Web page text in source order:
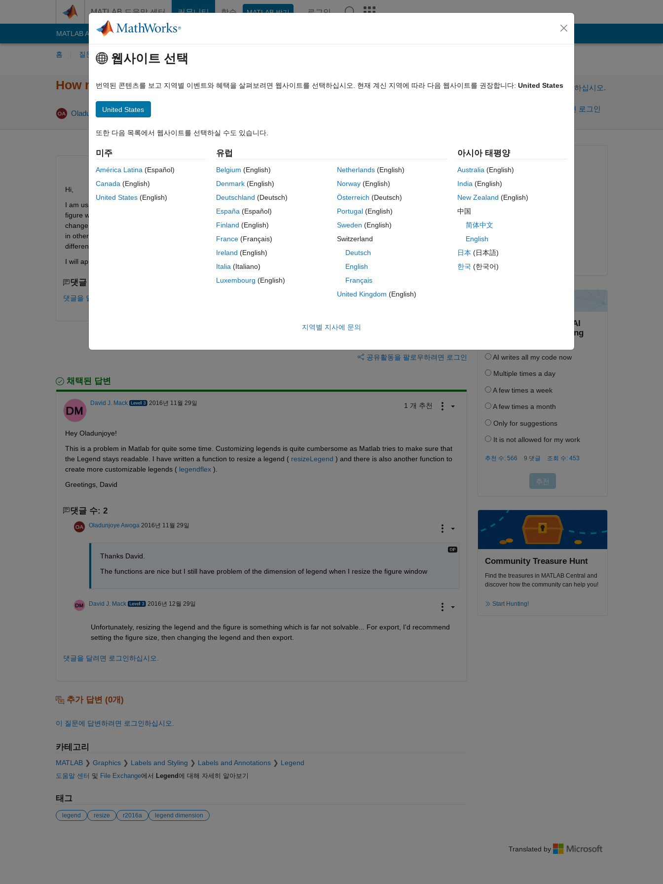
MATLAB 도움말 센터 커뮤니티 학습 MATLAB 받기 로그인
MATLAB Answers File Exchange
홈 질문하기 답변하기 찾아보기
How reduce/resize legend dimensions and marker size in R2016a
Oladunjoye Awoga 2016 11월 29
이 질문에 답변하려면 로그인하십시오.
활동을 팔로우하려면 로그인
0 개 추천
Hi,
I am using the 2016 version of MATLAB (R2016a). I have a figure with three lines which have different colours. I resize the
figure window to fit one column but the legend box does not change with it. I have tried to use the position property to
change the dimension of the legend but it didn't work. I also tried to reduce the font but this doesn't help when figure is saved
in other formats of than fig. I have tried some exchange files (legendmarkeradjust and setLegMarkSize) but still no
difference.
I will appreciate it if someone can help me out.
댓글 수: 0
댓글을 달려면 로그인하십시오.
공유활동을 팔로우하려면 로그인
채택된 답변
David J. Mack 2016년 11월 29일 1 개 추천
Hey Oladunjoye!
This is a problem in Matlab for quite some time. Customizing legends is quite cumbersome as Matlab tries to make sure that
the Legend stays readable. I have written a function to resize a legend ( resizeLegend ) and there is also another function to
create more customizable legends ( legendflex ).
Greetings, David
댓글 수: 2
Oladunjoye Awoga 2016년 11월 29일
Thanks David.
The functions are nice but I still have problem of the dimension of legend when I resize the figure window
David J. Mack 2016년 12월 29일
Unfortunately, resizing the legend and the figure is something which is far not solvable... For export, I'd recommend
setting the figure size, then changing the legend and then export.
댓글을 달려면 로그인하십시오.
추가 답변 (0개)
이 질문에 답변하려면 로그인하십시오.
카테고리
MATLAB Graphics Labels and Styling Labels and Annotations Legend
도움말 센터 및 File Exchange에서 Legend에 대해 자세히 알아보기
태그
legend resize r2016a legend dimension
질문:
Oladunjoye Awoga
2016년 11월 29일
댓글:
2016년 12월 29일
Community Treasure Hunt
Find the treasures in MATLAB Central and
discover how the community can help you!
Start Hunting!
Translated by
웹사이트 선택
번역된 콘텐츠를 보고 지역별 이벤트와 혜택을 살펴보려면 웹사이트를 선택하십시오. 현재 계신 지역에 따라 다음 웹사이트를 권장합니다: United States
United States
또한 다음 목록에서 웹사이트를 선택하실 수도 있습니다.
미주
América Latina (Español)
Canada (English)
United States (English)
유럽
Belgium (English)
Denmark (English)
Deutschland (Deutsch)
España (Español)
Finland (English)
France (Français)
Ireland (English)
Italia (Italiano)
Luxembourg (English)
Netherlands(English)
Norway(English)
Österreich (Deutsch)
Portugal(English)
Sweden (English)
Switzerland
Deutsch
English
Français
United Kingdom (English)
아시아 태평양
Australia(English)
India(English)
New Zealand (English)
中国
简体中文
English
日本 (日本語)
한국 (한국어)
지역별 지사에 문의